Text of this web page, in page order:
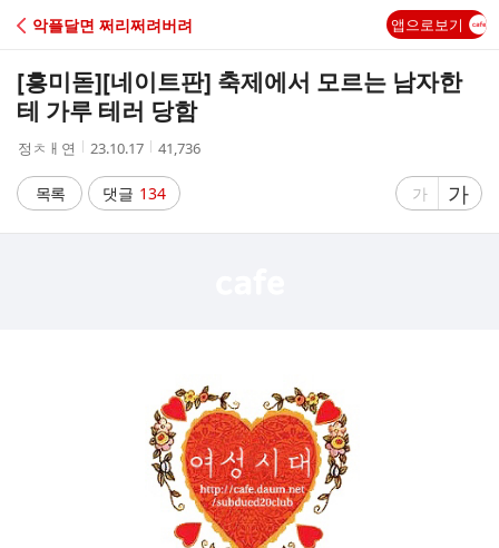
C
A
악플달면 쩌리쩌려버려 앱으로보기
[흥미돋][네이트판] 축제에서 모르는 남자한
테 가루 테러 당함
작
자
정ㅊㅐ연
작
시
간
23.10.17
조
수
41,736
목록 댓글 134
글
가
글
자
가